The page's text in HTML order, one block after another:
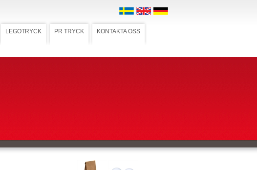
LEGOTRYCK PR TRYCK KONTAKTA OSS